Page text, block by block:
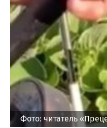
Фото: читатель